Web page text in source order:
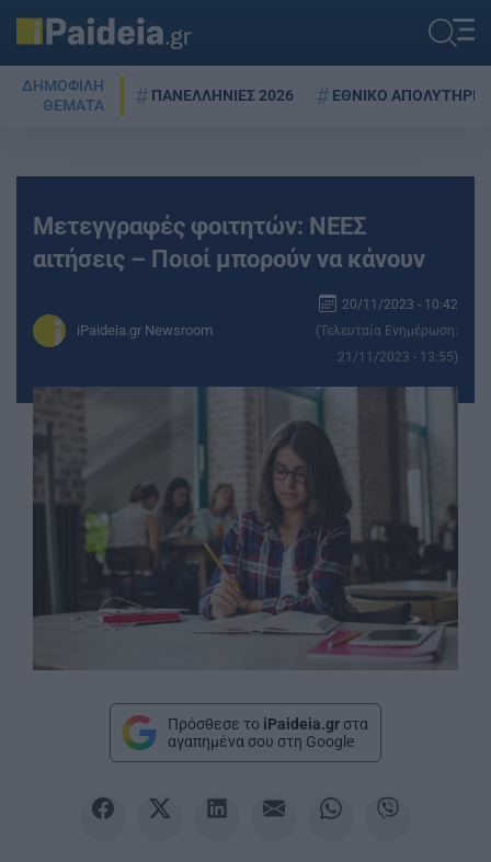
ΔΗΜΟΦΙΛΗ
ΘΕΜΑΤΑ
ΠΑΝΕΛΛΗΝΙΕΣ 2026 ΕΘΝΙΚΟ ΑΠΟΛΥΤΗΡΙΟ
Μετεγγραφές φοιτητών: ΝΕΕΣ
αιτήσεις – Ποιοί μπορούν να κάνουν
iPaideia.gr Newsroom
20/11/2023 - 10:42
(Τελευταία Ενημέρωση:
21/11/2023 - 13:55)
Πρόσθεσε το iPaideia.gr στα
αγαπημένα σου στη Google